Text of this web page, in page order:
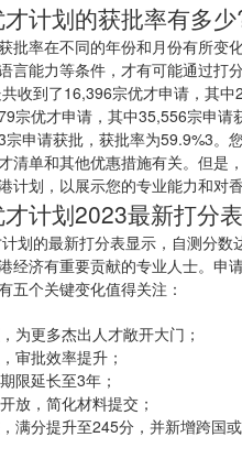
计划的获批率有多少
批率在不同的年份和月份有所变
言能力等条件，才有可能通过打
收到了16,396宗优才申请，其
宗优才申请，其中35,556宗申
申请获批，获批率为59.9%3。
清单和其他优惠措施有关。但是
计划，以展示您的专业能力和对香
计划2023最新打分
划的最新打分表显示，自测分
经济有重要贡献的专业人士。申
五个关键变化值得关注：
为更多杰出人才敞开大门；
审批效率提升；
限延长至3年；
放，简化材料提交；
满分提升至245分，并新增跨国或